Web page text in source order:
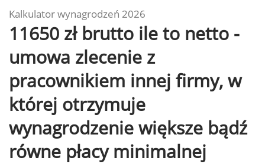
Kalkulator wynagrodzeń 2026
11650 zł brutto ile to netto -
umowa zlecenie z
pracownikiem innej firmy, w
której otrzymuje
wynagrodzenie większe bądź
równe płacy minimalnej